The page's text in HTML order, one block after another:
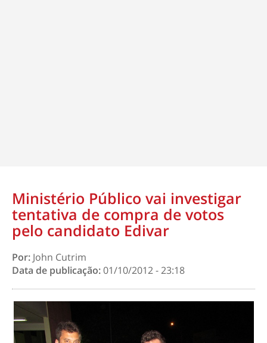
Ministério Público vai investigar
tentativa de compra de votos
pelo candidato Edivar
Por: John Cutrim
Data de publicação:01/10/2012 - 23:18